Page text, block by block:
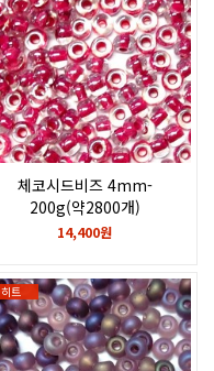
체코시드비즈 4mm-
200g(약2800개)
Crystal, colour lined red,
14,400원
히트